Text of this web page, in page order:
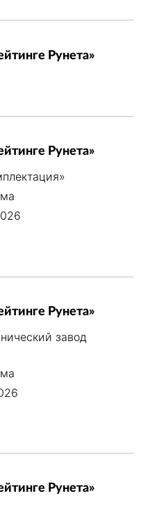
Рунета»
Рунета»
Рунета»
завод
Рунета»